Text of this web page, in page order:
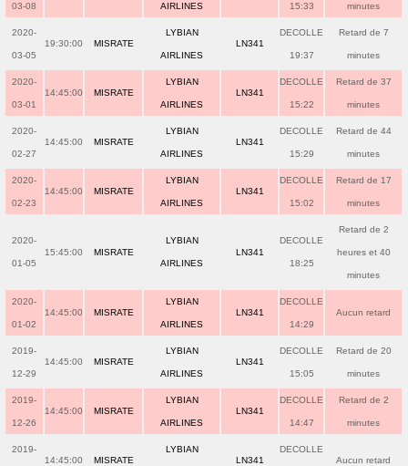
03-08 AIRLINES 15:33 minutes
2020-
03-05
19:30:00 MISRATE
LYBIAN
AIRLINES
LN341
DECOLLE
19:37
Retard de 7
minutes
2020-
03-01
14:45:00 MISRATE
LYBIAN
AIRLINES
LN341
DECOLLE
15:22
Retard de 37
minutes
2020-
02-27
14:45:00 MISRATE
LYBIAN
AIRLINES
LN341
DECOLLE
15:29
Retard de 44
minutes
2020-
02-23
14:45:00 MISRATE
LYBIAN
AIRLINES
LN341
DECOLLE
15:02
Retard de 17
minutes
2020-
01-05
15:45:00 MISRATE
LYBIAN
AIRLINES
LN341
DECOLLE
18:25
Retard de 2
heures et 40
minutes
2020-
01-02
14:45:00 MISRATE
LYBIAN
AIRLINES
LN341
DECOLLE
14:29
Aucun retard
2019-
12-29
14:45:00 MISRATE
LYBIAN
AIRLINES
LN341
DECOLLE
15:05
Retard de 20
minutes
2019-
12-26
14:45:00 MISRATE
LYBIAN
AIRLINES
LN341
DECOLLE
14:47
Retard de 2
minutes
2019-
14:45:00 MISRATE
LYBIAN
LN341
DECOLLE
Aucun retard